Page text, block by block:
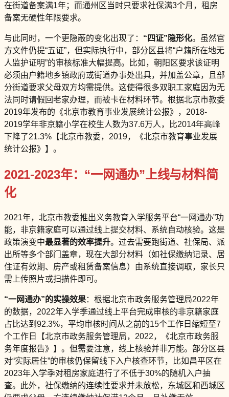
在街道备案满1年；而通州区当时只要求社保满3个月，租房
备案无硬性年限要求。
与此同时，一个更隐蔽的变化出现了： “四证”隐形化。虽然官
方文件仍提“五证”，但实际执行中，部分区县将“户籍所在地无
人监护证明”的审核标准大幅提高。比如，朝阳区要求该证明
必须由户籍地乡镇政府或街道办事处出具，并加盖公章，且部
分街道要求父母双方均需提供。这使得很多双职工家庭因为无
法同时请假回老家办理，而被卡在材料环节。根据北京市教委
2019年发布的《北京市教育事业发展统计公报》，2018-
2019学年非京籍小学在校生人数为37.6万人，比2014年高峰
下降了21.3%【北京市教委，2019，《北京市教育事业发展
统计公报》】。
2021-2023年：“一网通办”上线与材料简
化
2021年，北京市教委推出义务教育入学服务平台“一网通办”功
能，非京籍家庭可以通过线上提交材料、系统自动核验。这是
政策演变中最显著的效率提升。过去需要跑街道、社保局、派
出所等多个部门盖章，现在大部分材料（如社保缴纳记录、居
住证有效期、房产或租赁备案信息）由系统直接调取，家长只
需上传照片或扫描件即可。
“一网通办”的实操效果：根据北京市政务服务管理局2022年
的数据，2022年入学季通过线上平台完成审核的非京籍家庭
占比达到92.3%，平均审核时间从之前的15个工作日缩短至7
个工作日【北京市政务服务管理局，2022，《北京市政务服
务年度报告》】。但需要注意，线上核验并非万能。部分区县
对“实际居住”的审核仍保留线下入户核查环节，比如昌平区在
2023年入学季对租房家庭进行了不低于30%的随机入户抽
查。此外，社保缴纳的连续性要求并未放松，东城区和西城区